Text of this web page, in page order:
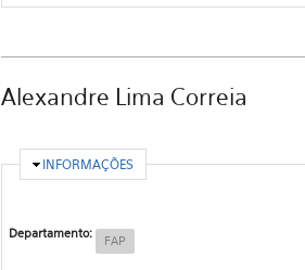
Alexandre Lima Correia
OCULTAR
INFORMAÇÕES
Departamento: FAP